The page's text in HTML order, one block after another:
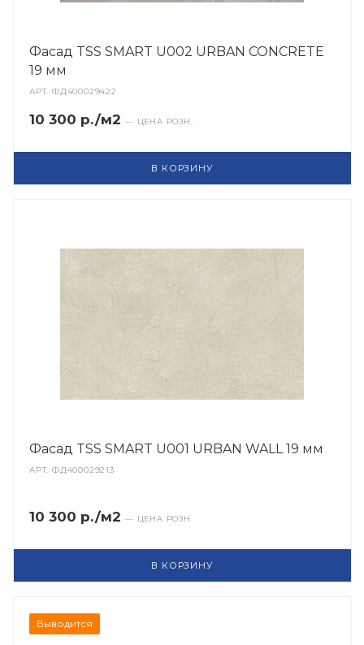
Фасад TSS SMART U002 URBAN CONCRETE
19 мм
АРТ.ФД400029422
10 300 р./м2 — ЦЕНА РОЗН.
В КОРЗИНУ
Фасад TSS SMART U001 URBAN WALL 19 мм
АРТ.ФД400029213
10 300 р./м2 — ЦЕНА РОЗН.
В КОРЗИНУ
Выводится